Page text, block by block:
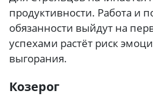
продуктивности. Работа и
обязанности выйдут на
успехами растёт риск
выгорания.
Козерог